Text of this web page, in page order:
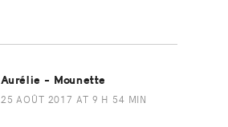
Aurélie - Mounette
25 AOÛT 2017 AT 9 H 54 MIN